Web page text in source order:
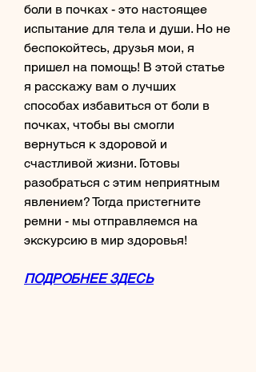
боли в почках - это настоящее
испытание для тела и души. Но не
беспокойтесь, друзья мои, я
пришел на помощь! В этой статье
я расскажу вам о лучших
способах избавиться от боли в
почках, чтобы вы смогли
вернуться к здоровой и
счастливой жизни. Готовы
разобраться с этим неприятным
явлением? Тогда пристегните
ремни - мы отправляемся на
экскурсию в мир здоровья!
ПОДРОБНЕЕ ЗДЕСЬ